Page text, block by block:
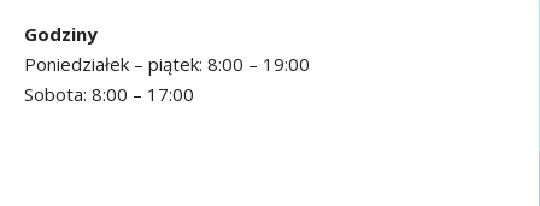
Godziny
Poniedziałek – piątek: 8:00 – 19:00
Sobota: 8:00 – 17:00